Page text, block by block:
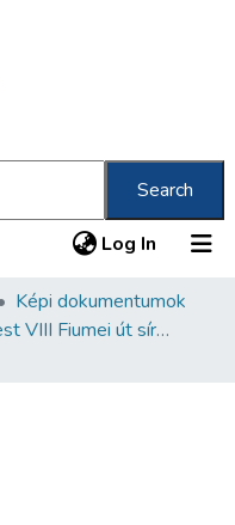
Search
Log In (current)
Képi dokumentumok
Budapest VIII Fiumei út sírkert 2. rész